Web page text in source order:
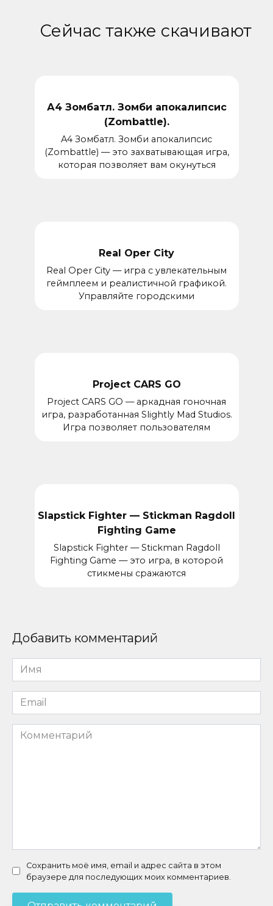
Сейчас также скачивают
А4 Зомбатл. Зомби апокалипсис
(Zombattle).
A4 Зомбатл. Зомби апокалипсис
(Zombattle) — это захватывающая игра,
которая позволяет вам окунуться
Real Oper City
Real Oper City — игра с увлекательным
геймплеем и реалистичной графикой.
Управляйте городскими
Project CARS GO
Project CARS GO — аркадная гоночная
игра, разработанная Slightly Mad Studios.
Игра позволяет пользователям
Slapstick Fighter — Stickman Ragdoll
Fighting Game
Slapstick Fighter — Stickman Ragdoll
Fighting Game — это игра, в которой
стикмены сражаются
Добавить комментарий
Имя
*
Email
*
Комментарий
Сохранить моё имя, email и адрес сайта в этом
браузере для последующих моих комментариев.